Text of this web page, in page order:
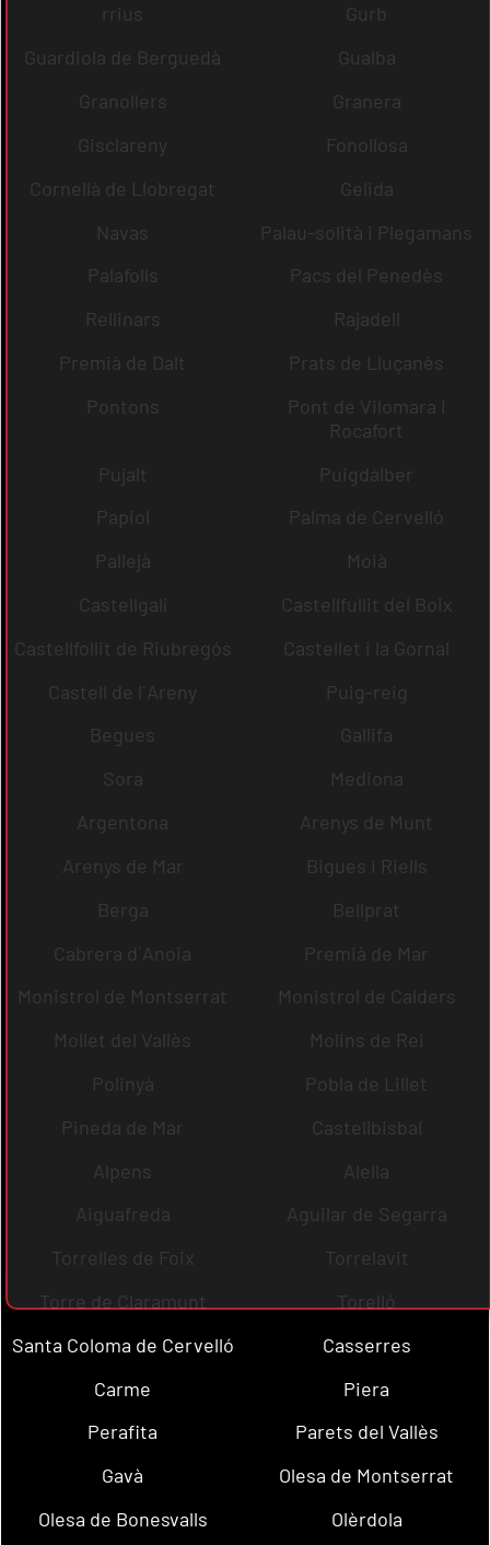
rrius
Gurb
Guardiola de Berguedà
Gualba
Granollers
Granera
Gisclareny
Fonollosa
Cornellà de Llobregat
Gelida
Navas
Palau-solità i Plegamans
Palafolls
Pacs del Penedès
Rellinars
Rajadell
Premià de Dalt
Prats de Lluçanès
Pontons
Pont de Vilomara i
Rocafort
Pujalt
Puigdàlber
Papiol
Palma de Cervelló
Pallejà
Moià
Castellgalí
Castellfullit del Boix
Castellfollit de Riubregós
Castellet i la Gornal
Castell de l´Areny
Puig-reig
Begues
Gallifa
Sora
Mediona
Argentona
Arenys de Munt
Arenys de Mar
Bigues i Riells
Berga
Bellprat
Cabrera d´Anoia
Premià de Mar
Monistrol de Montserrat
Monistrol de Calders
Mollet del Vallès
Molins de Rei
Polinyà
Pobla de Lillet
Pineda de Mar
Castellbisbal
Alpens
Alella
Aiguafreda
Aguilar de Segarra
Torrelles de Foix
Torrelavit
Torre de Claramunt
Torelló
Santa Coloma de Cervelló
Casserres
Carme
Piera
Perafita
Parets del Vallès
Gavà
Olesa de Montserrat
Olesa de Bonesvalls
Olèrdola